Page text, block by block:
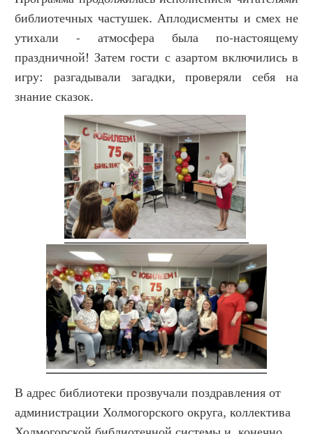
библиотечных частушек. Аплодисменты и смех не
утихали - атмосфера была по‑настоящему
праздничной! Затем гости с азартом включились в
игру: разгадывали загадки, проверяли себя на
знание сказок.
В адрес библиотеки прозвучали поздравления от
администрации Холмогорского округа, коллектива